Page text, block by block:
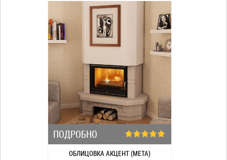
ПОДРОБНО
ОБЛИЦОВКА АКЦЕНТ (МЕТА)